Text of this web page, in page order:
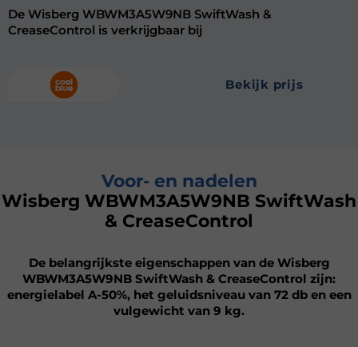
De Wisberg WBWM3A5W9NB SwiftWash &
CreaseControl is verkrijgbaar bij
bekijk prijs
Voor- en nadelen
Wisberg WBWM3A5W9NB SwiftWash
& CreaseControl
De belangrijkste eigenschappen van de Wisberg
WBWM3A5W9NB SwiftWash & CreaseControl zijn:
energielabel A-50%, het geluidsniveau van 72 db en een
vulgewicht van 9 kg.